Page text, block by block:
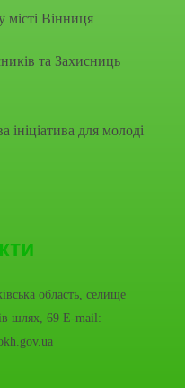
місті Вінниця
та Захисниць
ініціатива для молоді
область, селище
шлях, 69 E-mail: